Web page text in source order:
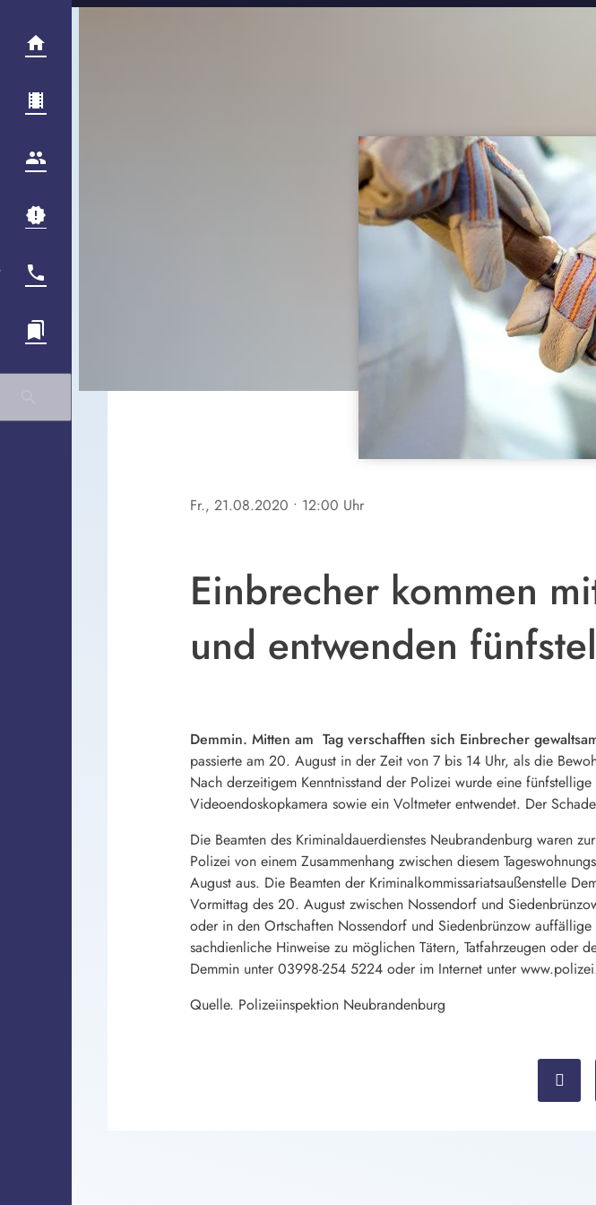
Fr., 21.08.2020 • 12:00 Uhr
Einbrecher kommen
und entwenden
Demmin. Mitten am Tag verschafften sich Einbrecher
passierte am 20. August in der Zeit von 7 bis 14 Uhr, als die
Nach derzeitigem Kenntnisstand der Polizei wurde eine
Videoendoskopkamera sowie ein Voltmeter entwendet. Der
Die Beamten des Kriminaldauerdienstes Neubrandenburg waren
Polizei von einem Zusammenhang zwischen diesem
August aus. Die Beamten der Kriminalkommissariatsaußenstelle
Vormittag des 20. August zwischen Nossendorf und
oder in den Ortschaften Nossendorf und Siedenbrünzow
sachdienliche Hinweise zu möglichen Tätern, Tatfahrzeugen
Demmin unter 03998-254 5224 oder im Internet unter
Quelle. Polizeiinspektion Neubrandenburg